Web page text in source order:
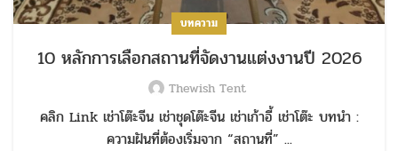
บทความ
10 หลักการเลือกสถานที่จัดงานแต่งงานปี 2026
Thewish Tent
คลิก Link เช่าโต๊ะจีน เช่าชุดโต๊ะจีน เช่าเก้าอี้ เช่าโต๊ะ บทนำ :
ความฝันที่ต้องเริ่มจาก “สถานที่” ...